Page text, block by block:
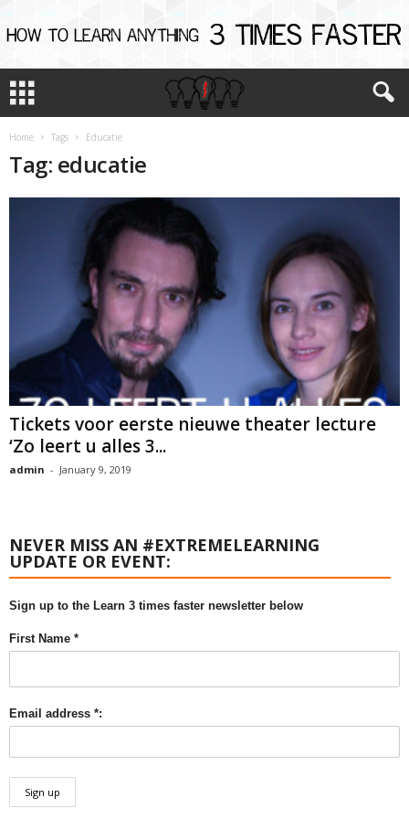
Home Tags Educatie
Tag: educatie
Tickets voor eerste nieuwe theater lecture
‘Zo leert u alles 3...
admin - January 9, 2019
NEVER MISS AN #EXTREMELEARNING
UPDATE OR EVENT:
Sign up to the Learn 3 times faster newsletter below
First Name *
Email address *: